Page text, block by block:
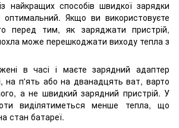
найкращих способів швидкої зарядки
Якщо ви використовуєте
перед тим, як заряджати пристрій,
може перешкоджати виходу тепла з
в часі і маєте зарядний адаптер
на п'ять або на дванадцять ват, варто
а не швидкий зарядний пристрій. У
виділятиметься менше тепла, що
стан батареї.